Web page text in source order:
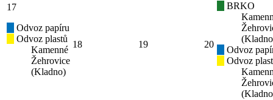
17
Odvoz papíru
Odvoz plastů
Kamenné
Žehrovice
(Kladno)
18 19 20
BRKO
Odvoz
Odvoz